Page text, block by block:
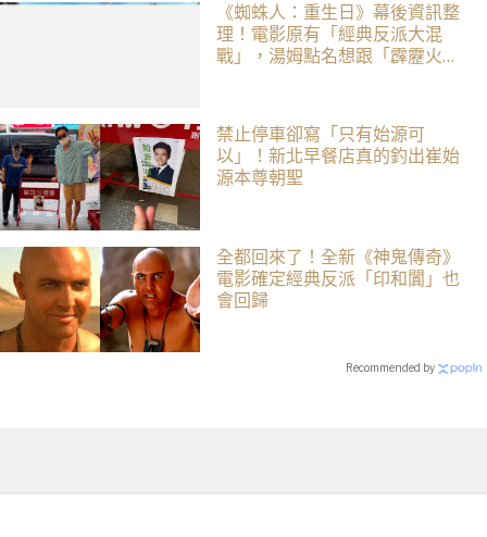
《蜘蛛人：重生日》幕後資訊整
理！電影原有「經典反派大混
戰」，湯姆點名想跟「霹靂火」
禁止停車卻寫「只有始源可
以」！新北早餐店真的釣出崔始
源本尊朝聖
全都回來了！全新《神鬼傳奇》
電影確定經典反派「印和闐」也
會回歸
Recommended by